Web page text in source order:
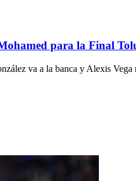
para la Final
va a la banca y Alexis